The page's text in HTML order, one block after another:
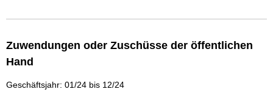
Zuwendungen oder Zuschüsse der öffentlichen
Hand
Geschäftsjahr: 01/24 bis 12/24